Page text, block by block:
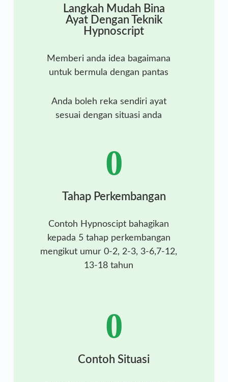
Langkah Mudah Bina
Ayat Dengan Teknik
Hypnoscript
Memberi anda idea bagaimana
untuk bermula dengan pantas
Anda boleh reka sendiri ayat
sesuai dengan situasi anda
0
Tahap Perkembangan
Contoh Hypnoscipt bahagikan
kepada 5 tahap perkembangan
mengikut umur 0-2, 2-3, 3-6,7-12,
13-18 tahun
0
Contoh Situasi